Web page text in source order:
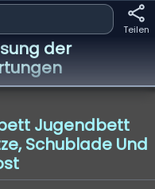
Teilen
der
Jugendbett
Schublade Und